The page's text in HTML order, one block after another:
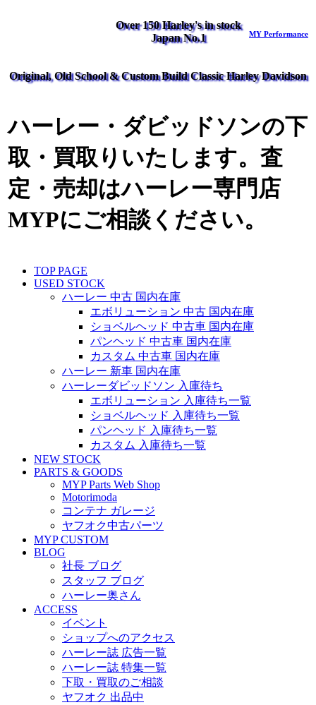
Over 150 Harley's in stock
Japan No.1
MY Performance
Original, Old School & Custom Build Classic Harley Davidson
ハーレー・ダビッドソンの下
取・買取りいたします。査
定・売却はハーレー専門店
MYPにご相談ください。
TOP PAGE
USED STOCK
ハーレー 中古 国内在庫
エボリューション 中古 国内在庫
ショベルヘッド 中古車 国内在庫
パンヘッド 中古車 国内在庫
カスタム 中古車 国内在庫
ハーレー 新車 国内在庫
ハーレーダビッドソン 入庫待ち
エボリューション 入庫待ち一覧
ショベルヘッド 入庫待ち一覧
パンヘッド 入庫待ち一覧
カスタム 入庫待ち一覧
NEW STOCK
PARTS & GOODS
MYP Parts Web Shop
Motorimoda
コンテナ ガレージ
ヤフオク中古パーツ
MYP CUSTOM
BLOG
社長 ブログ
スタッフ ブログ
ハーレー奥さん
ACCESS
イベント
ショップへのアクセス
ハーレー誌 広告一覧
ハーレー誌 特集一覧
下取・買取のご相談
ヤフオク 出品中